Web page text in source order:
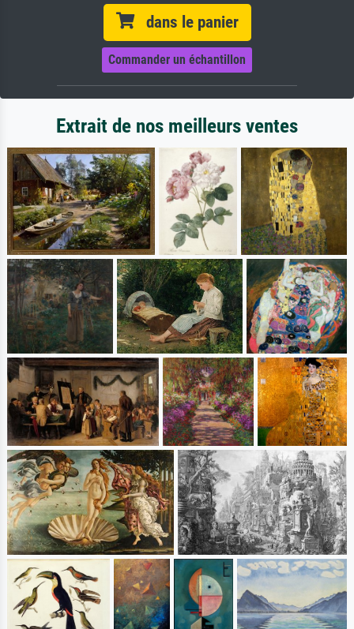
dans le panier
Commander un échantillon
Extrait de nos meilleurs ventes